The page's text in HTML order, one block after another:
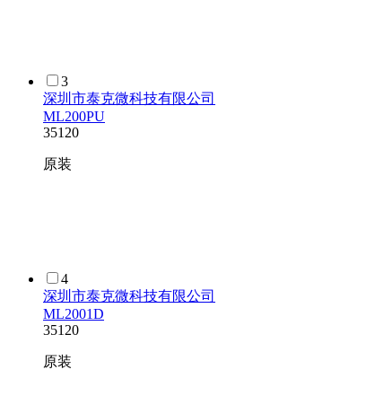
3
深圳市泰克微科技有限公司
ML200PU
35120
原装
4
深圳市泰克微科技有限公司
ML2001D
35120
原装